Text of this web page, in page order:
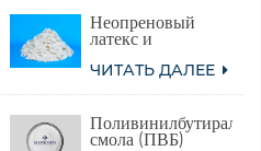
Неопреновый
латекс и
хлоропреновый
ЧИТАТЬ ДАЛЕЕ
Поливинилбутиральная
смола (ПВБ)